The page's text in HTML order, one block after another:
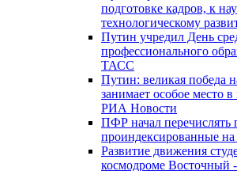
подготовке кадров, к
технологическому
Путин учредил День
профессионального
ТАСС
Путин: великая победа
занимает особое место
РИА Новости
ПФР начал перечислять
проиндексированные
Развитие движения
космодроме Восточный